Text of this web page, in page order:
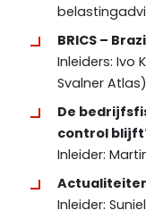
BRICS –
Inleiders: Ivo
Svalner Atlas)
De
control
Inleider:
Inleider: